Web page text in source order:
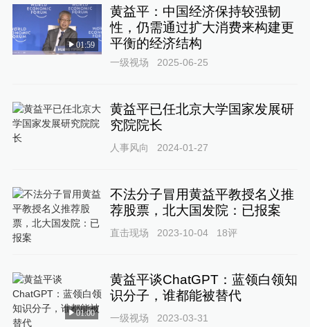
01:59
黄益平：中国经济保持较强韧
性，仍需通过扩大消费来构建更
平衡的经济结构
一级视场 2025-06-25
黄益平已任北京大学国家发展研
究院院长
人事风向 2024-01-27
不法分子冒用黄益平教授名义推
荐股票，北大国发院：已报案
直击现场 2023-10-04 18评
01:00
黄益平谈ChatGPT：蓝领白领知
识分子，谁都能被替代
一级视场 2023-03-31